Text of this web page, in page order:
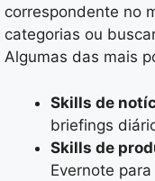
correspondente no
categorias ou
Algumas das mais
Skills de
briefings
Skills de
Evernote